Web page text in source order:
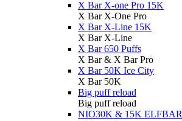
X Bar X-one Pro 15K
X Bar X-One Pro
X Bar X-Line 15K
X Bar X-Line
X Bar 650 Puffs
X Bar & X Bar Pro
X Bar 50K Ice City
X Bar 50K
Big puff reload
Big puff reload
NIO30K & 15K ELFBAR